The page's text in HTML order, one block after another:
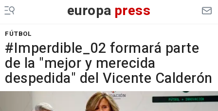
europa press
FÚTBOL
#Imperdible_02 formará parte
de la "mejor y merecida
despedida" del Vicente Calderón